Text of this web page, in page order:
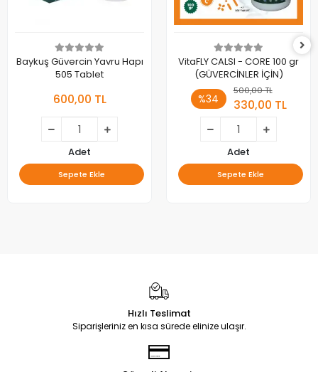
Baykuş Güvercin Yavru Hapı
505 Tablet
600,00 TL
Adet
Sepete Ekle
VitaFLY CALSI - CORE 100 gr
(GÜVERCİNLER İÇİN)
%34
500,00 TL
330,00 TL
Adet
Sepete Ekle
Hızlı Teslimat
Siparişleriniz en kısa sürede elinize ulaşır.